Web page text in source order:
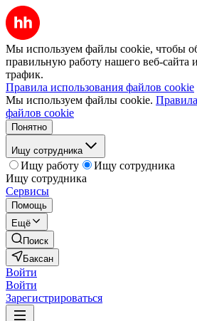
Мы используем файлы cookie, чтобы
правильную работу нашего веб-сайта
трафик.
Правила использования файлов cookie
Мы используем файлы cookie.
файлов cookie
Понятно
Ищу сотрудника
Ищу работу
Ищу сотрудника
Ищу сотрудника
Сервисы
Помощь
Ещё
Поиск
Баксан
Войти
Войти
Зарегистрироваться